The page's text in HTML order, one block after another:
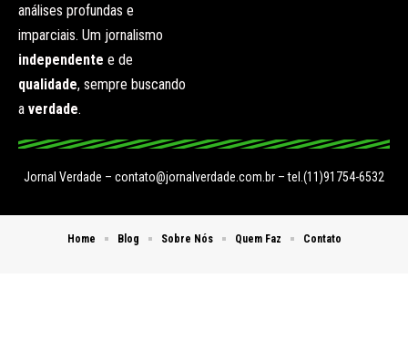
análises profundas e
imparciais. Um jornalismo
independente e de
qualidade, sempre buscando
a verdade.
Jornal Verdade – contato@jornalverdade.com.br – tel.(11)91754-6532
Home Blog Sobre Nós Quem Faz Contato